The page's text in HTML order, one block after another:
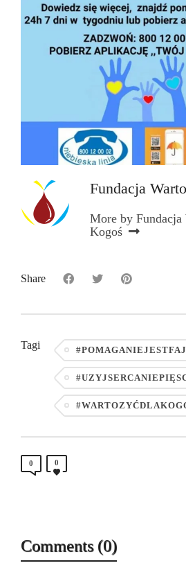
Fundacja
More by
Kogoś
Share
Tagi
0 0
Comments (0)